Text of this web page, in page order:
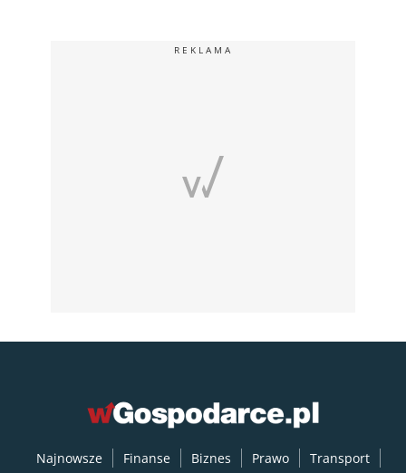
REKLAMA
Najnowsze Finanse Biznes Prawo Transport